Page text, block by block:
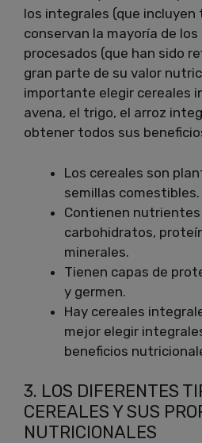
los integrales (que
conservan la mayoría de
procesados ​​(que han sido
gran parte de su valor
importante elegir cereales
avena, el trigo, el arroz
obtener todos sus
Los cereales son
semillas comestibles.
Contienen nutrientes
carbohidratos,
minerales.
Tienen capas de
y germen.
Hay cereales
mejor elegir
beneficios
3. LOS DIFERENTES
CEREALES Y SUS
NUTRICIONALES